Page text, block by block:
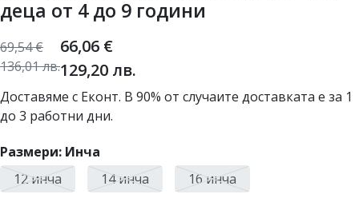
деца от 4 до 9 години
66,06 €
129,20 лв.
69,54€
136,01лв.
Доставяме с Еконт. В 90% от случаите доставката е за 1
до 3 работни дни.
Размери: Инча
12 инча
14 инча 16 инча